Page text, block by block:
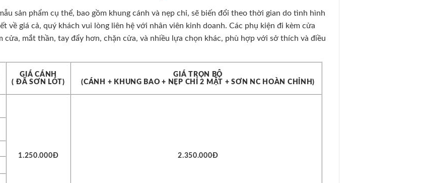
sản phẩm cụ thể, bao gồm khung cánh và nẹp chỉ, sẽ biến đổi theo thời gian do tình hình
giá cả, quý khách vui lòng liên hệ với nhân viên kinh doanh. Các phụ kiện đi kèm cửa
cửa, mắt thần, tay đẩy hơn, chặn cửa, và nhiều lựa chọn khác, phù hợp với sở thích và điều
GIÁ CÁNH
( ĐÃ SƠN LÓT)
GIÁ TRỌN BỘ
(CÁNH + KHUNG BAO + NẸP CHỈ 2 MẶT + SƠN NC HOÀN CHỈNH)
1.250.000Đ 2.350.000Đ